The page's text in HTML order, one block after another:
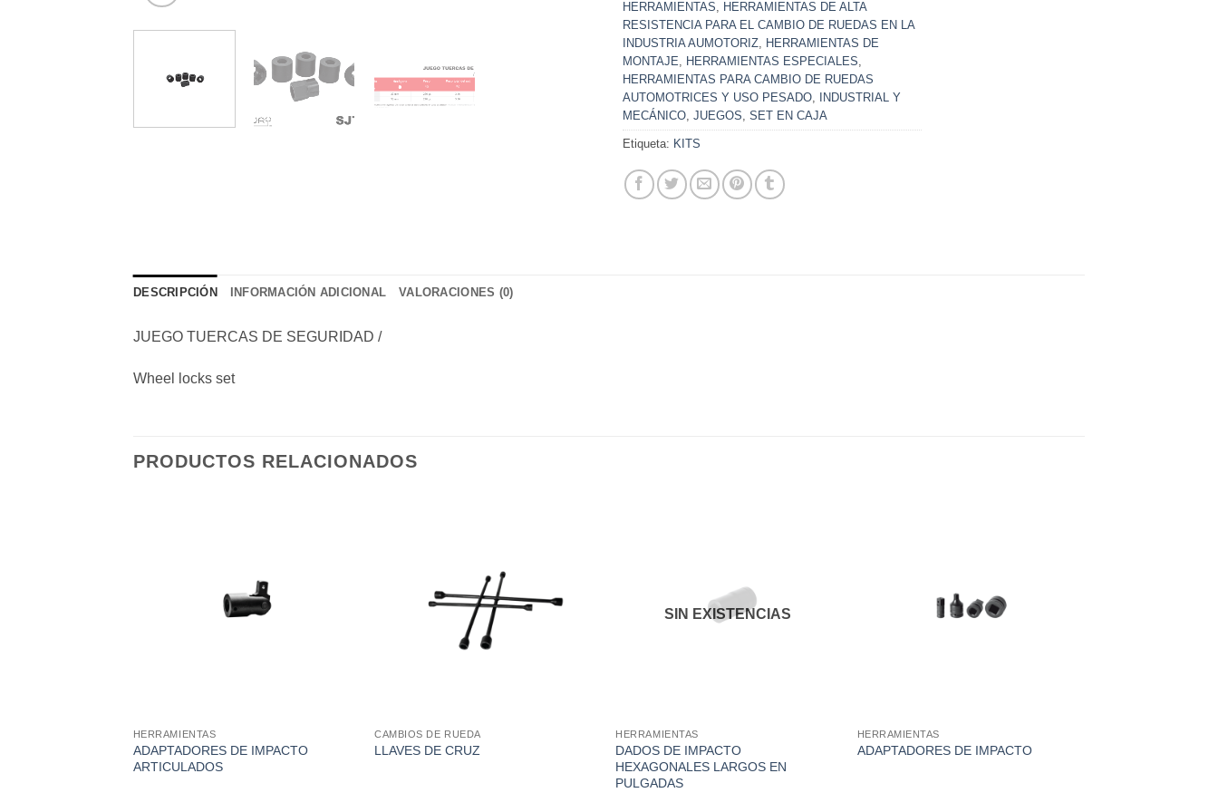
HERRAMIENTAS, HERRAMIENTAS DE ALTA
RESISTENCIA PARA EL CAMBIO DE RUEDAS EN LA
INDUSTRIA AUMOTORIZ, HERRAMIENTAS DE
MONTAJE, HERRAMIENTAS ESPECIALES,
HERRAMIENTAS PARA CAMBIO DE RUEDAS
AUTOMOTRICES Y USO PESADO,
INDUSTRIAL Y
MECÁNICO, JUEGOS, SET EN CAJA
Etiqueta: KITS
DESCRIPCIÓN INFORMACIÓN ADICIONAL VALORACIONES (0)
JUEGO TUERCAS DE SEGURIDAD /
Wheel locks set
PRODUCTOS RELACIONADOS
HERRAMIENTAS
ADAPTADORES DE IMPACTO
ARTICULADOS
CAMBIOS DE RUEDA
LLAVES DE CRUZ
SIN EXISTENCIAS
HERRAMIENTAS
DADOS DE IMPACTO
HEXAGONALES LARGOS EN
PULGADAS
HERRAMIENTAS
ADAPTADORES DE IMPACTO